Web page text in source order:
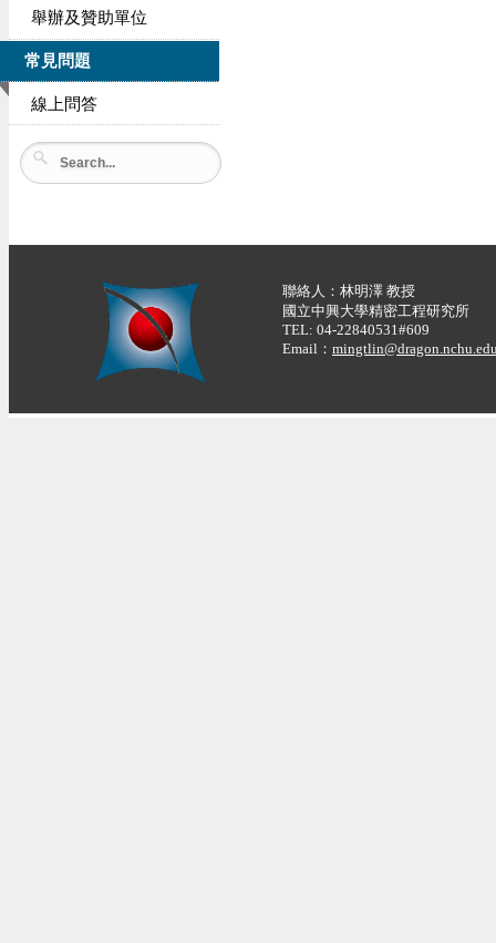
舉辦及贊助單位
常見問題
線上問答
聯絡人：林明澤 教授
國立中興大學精密工程研究所
TEL: 04-22840531#609
Email：